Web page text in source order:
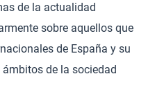
de la actualidad
sobre aquellos que
de España y su
de la sociedad